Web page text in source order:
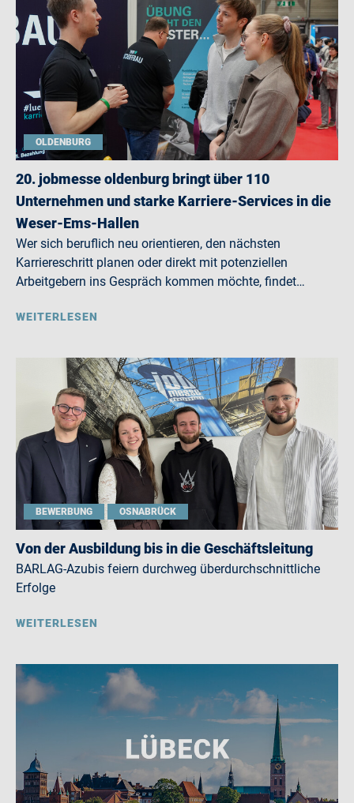
OLDENBURG
20. jobmesse oldenburg bringt über 110
Unternehmen und starke Karriere-Services in die
Weser-Ems-Hallen
Wer sich beruflich neu orientieren, den nächsten
Karriereschritt planen oder direkt mit potenziellen
Arbeitgebern ins Gespräch kommen möchte, findet…
WEITERLESEN
BEWERBUNG OSNABRÜCK
Von der Ausbildung bis in die Geschäftsleitung
BARLAG-Azubis feiern durchweg überdurchschnittliche
Erfolge
WEITERLESEN